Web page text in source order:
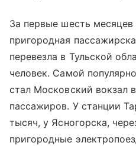
За первые шесть
пригородная
перевезла в Тульской
человек. Самой
стал Московский вокзал
пассажиров. У станции
тысяч, у Ясногорска,
пригородные